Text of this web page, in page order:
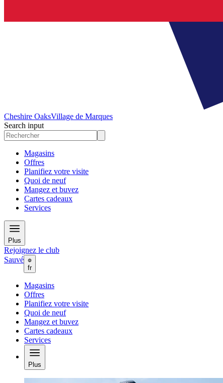
Cheshire OaksVillage de Marques
Search input
Magasins
Offres
Planifiez votre visite
Quoi de neuf
Mangez et buvez
Cartes cadeaux
Services
Plus
Rejoignez le club
Sauvé
fr
Magasins
Offres
Planifiez votre visite
Quoi de neuf
Mangez et buvez
Cartes cadeaux
Services
Plus